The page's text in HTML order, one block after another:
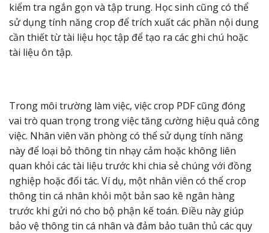
kiểm tra ngắn gọn và tập trung. Học sinh cũng có thể
sử dụng tính năng crop để trích xuất các phần nội dung
cần thiết từ tài liệu học tập để tạo ra các ghi chú hoặc
tài liệu ôn tập.
Trong môi trường làm việc, việc crop PDF cũng đóng
vai trò quan trọng trong việc tăng cường hiệu quả công
việc. Nhân viên văn phòng có thể sử dụng tính năng
này để loại bỏ thông tin nhạy cảm hoặc không liên
quan khỏi các tài liệu trước khi chia sẻ chúng với đồng
nghiệp hoặc đối tác. Ví dụ, một nhân viên có thể crop
thông tin cá nhân khỏi một bản sao kê ngân hàng
trước khi gửi nó cho bộ phận kế toán. Điều này giúp
bảo vệ thông tin cá nhân và đảm bảo tuân thủ các quy